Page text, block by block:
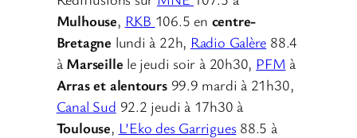
Mulhouse, RKB 106.5 en centre-
Bretagne lundi à 22h, Radio Galère 88.4
à Marseille le jeudi soir à 20h30, PFM à
Arras et alentours99.9 mardi à 21h30,
Canal Sud 92.2 jeudi à 17h30 à
Toulouse, L’Eko des Garrigues88.5 à